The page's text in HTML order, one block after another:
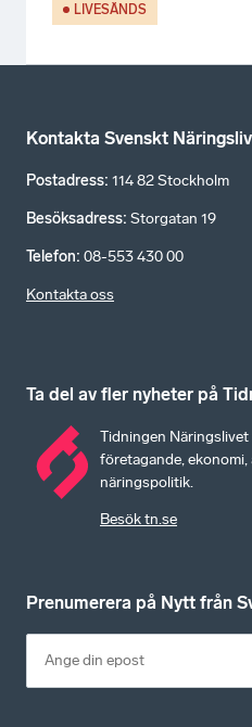
LIVESÄNDS
Kontakta Svenskt Näringsliv
Postadress: 114 82 Stockholm
Besöksadress: Storgatan 19
Telefon: 08-553 430 00
Kontakta oss
Ta del av fler nyheter på
Tidningen
företagande,
näringspolitik.
Besök tn.se
Prenumerera på Nytt från